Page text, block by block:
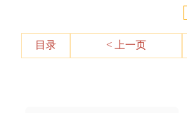
目录 < 上一页